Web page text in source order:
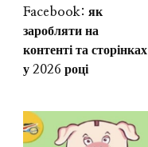
Facebook: як
заробляти на
контенті та сторінках
у 2026 році